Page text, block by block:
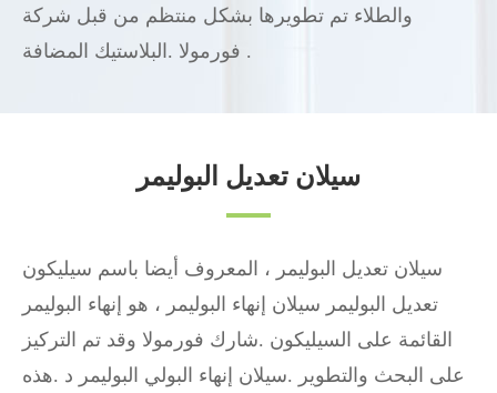
والطلاء تم تطويرها بشكل منتظم من قبل شركة
فورمولا .البلاستيك المضافة .
سيلان تعديل البوليمر
سيلان تعديل البوليمر ، المعروف أيضا باسم سيليكون
تعديل البوليمر سيلان إنهاء البوليمر ، هو إنهاء البوليمر
القائمة على السيليكون .شارك فورمولا وقد تم التركيز
على البحث والتطوير .سيلان إنهاء البولي البوليمر د .هذه